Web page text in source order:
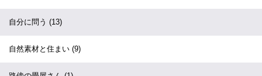
自分に問う (13)
自然素材と住まい (9)